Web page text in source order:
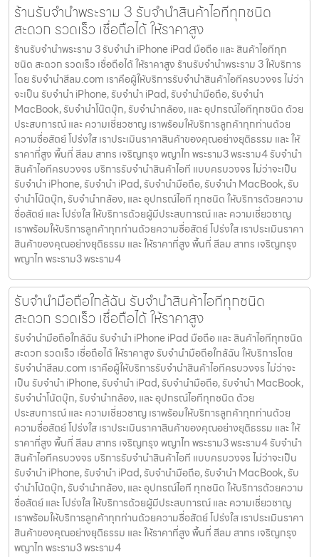
ร้านรับจำนำพระราม 3 รับจำนำสินค้าไอทีทุกชนิด
สะดวก รวดเร็ว เชื่อถือได้ ให้ราคาสูง
ร้านรับจำนำพระราม 3 รับจำนำ iPhone iPad มือถือ และ สินค้าไอทีทุก
ชนิด สะดวก รวดเร็ว เชื่อถือได้ ให้ราคาสูง ร้านรับจำนำพระราม 3 ให้บริการ
โดย รับจํานําสีลม.com เราคือผู้ให้บริการรับจำนำสินค้าไอทีครบวงจร ไม่ว่า
จะเป็น รับจำนำ iPhone, รับจำนำ iPad, รับจำนำมือถือ, รับจำนำ
MacBook, รับจำนำโน๊ตบุ๊ก, รับจำนำกล้อง, และ อุปกรณ์ไอทีทุกชนิด ด้วย
ประสบการณ์ และ ความเชี่ยวชาญ เราพร้อมให้บริการลูกค้าทุกท่านด้วย
ความซื่อสัตย์ โปร่งใส เราประเมินราคาสินค้าของคุณอย่างยุติธรรม และ ให้
ราคาที่สูง พื้นที่ สีลม สาทร เจริญกรุง พญาไท พระราม3 พระราม4 รับจำนำ
สินค้าไอทีครบวงจร บริการรับจำนำสินค้าไอที แบบครบวงจร ไม่ว่าจะเป็น
รับจำนำ iPhone, รับจำนำ iPad, รับจำนำมือถือ, รับจำนำ MacBook, รับ
จำนำโน๊ตบุ๊ก, รับจำนำกล้อง, และ อุปกรณ์ไอที ทุกชนิด ให้บริการด้วยความ
ซื่อสัตย์ และ โปร่งใส ให้บริการด้วยผู้มีประสบการณ์ และ ความเชี่ยวชาญ
เราพร้อมให้บริการลูกค้าทุกท่านด้วยความซื่อสัตย์ โปร่งใส เราประเมินราคา
สินค้าของคุณอย่างยุติธรรม และ ให้ราคาที่สูง พื้นที่ สีลม สาทร เจริญกรุง
พญาไท พระราม3 พระราม4
รับจำนำมือถือใกล้ฉัน รับจำนำสินค้าไอทีทุกชนิด
สะดวก รวดเร็ว เชื่อถือได้ ให้ราคาสูง
รับจำนำมือถือใกล้ฉัน รับจำนำ iPhone iPad มือถือ และ สินค้าไอทีทุกชนิด
สะดวก รวดเร็ว เชื่อถือได้ ให้ราคาสูง รับจำนำมือถือใกล้ฉัน ให้บริการโดย
รับจํานําสีลม.com เราคือผู้ให้บริการรับจำนำสินค้าไอทีครบวงจร ไม่ว่าจะ
เป็น รับจำนำ iPhone, รับจำนำ iPad, รับจำนำมือถือ, รับจำนำ MacBook,
รับจำนำโน้ตบุ๊ก, รับจำนำกล้อง, และ อุปกรณ์ไอทีทุกชนิด ด้วย
ประสบการณ์ และ ความเชี่ยวชาญ เราพร้อมให้บริการลูกค้าทุกท่านด้วย
ความซื่อสัตย์ โปร่งใส เราประเมินราคาสินค้าของคุณอย่างยุติธรรม และ ให้
ราคาที่สูง พื้นที่ สีลม สาทร เจริญกรุง พญาไท พระราม3 พระราม4 รับจำนำ
สินค้าไอทีครบวงจร บริการรับจำนำสินค้าไอที แบบครบวงจร ไม่ว่าจะเป็น
รับจำนำ iPhone, รับจำนำ iPad, รับจำนำมือถือ, รับจำนำ MacBook, รับ
จำนำโน้ตบุ๊ก, รับจำนำกล้อง, และ อุปกรณ์ไอที ทุกชนิด ให้บริการด้วยความ
ซื่อสัตย์ และ โปร่งใส ให้บริการด้วยผู้มีประสบการณ์ และ ความเชี่ยวชาญ
เราพร้อมให้บริการลูกค้าทุกท่านด้วยความซื่อสัตย์ โปร่งใส เราประเมินราคา
สินค้าของคุณอย่างยุติธรรม และ ให้ราคาที่สูง พื้นที่ สีลม สาทร เจริญกรุง
พญาไท พระราม3 พระราม4